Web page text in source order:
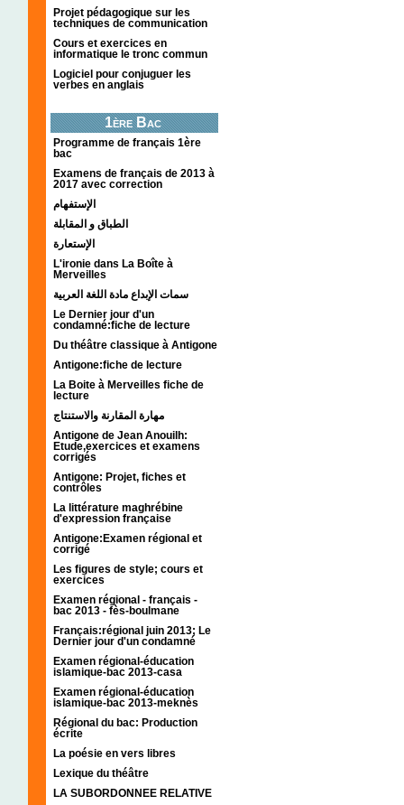
Projet pédagogique sur les
techniques de communication
Cours et exercices en
informatique le tronc commun
Logiciel pour conjuguer les
verbes en anglais
1ère Bac
Programme de français 1ère
bac
Examens de français de 2013 à
2017 avec correction
الإستفهام
الطباق و المقابلة
الإستعارة
L'ironie dans La Boîte à
Merveilles
سمات الإبداع مادة اللغة العربية
Le Dernier jour d'un
condamné:fiche de lecture
Du théâtre classique à Antigone
Antigone:fiche de lecture
La Boite à Merveilles fiche de
lecture
مهارة المقارنة والاستنتاج
Antigone de Jean Anouilh:
Etude,exercices et examens
corrigés
Antigone: Projet, fiches et
contrôles
La littérature maghrébine
d'expression française
Antigone:Examen régional et
corrigé
Les figures de style; cours et
exercices
Examen régional - français -
bac 2013 - fès-boulmane
Français:régional juin 2013; Le
Dernier jour d'un condamné
Examen régional-éducation
islamique-bac 2013-casa
Examen régional-éducation
islamique-bac 2013-meknès
Régional du bac: Production
écrite
La poésie en vers libres
Lexique du théâtre
LA SUBORDONNEE RELATIVE